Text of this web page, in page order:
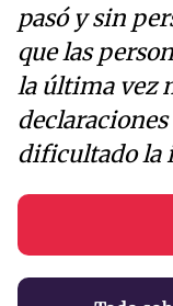
pasó y sin
que las
la última vez
dificultado la